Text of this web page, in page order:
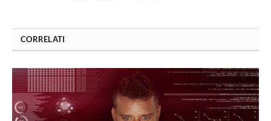
CORRELATI